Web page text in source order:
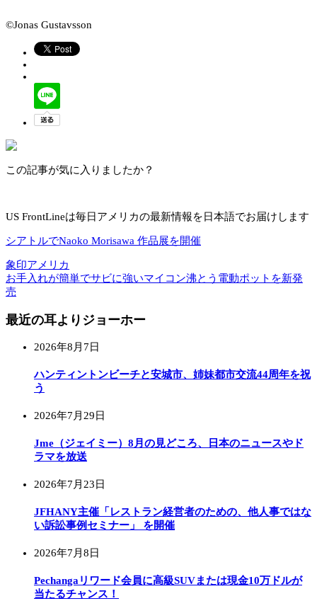
©Jonas Gustavsson
この記事が気に入りましたか？
US FrontLineは毎日アメリカの最新情報を日本語でお届けします
シアトルでNaoko Morisawa 作品展を開催
象印アメリカ
お手入れが簡単でサビに強いマイコン沸とう電動ポットを新発
売
最近の耳よりジョーホー
2026年8月7日
ハンティントンビーチと安城市、姉妹都市交流44周年を祝
う
2026年7月29日
Jme（ジェイミー）8月の見どころ、日本のニュースやド
ラマを放送
2026年7月23日
JFHANY主催「レストラン経営者のための、他人事ではな
い訴訟事例セミナー」 を開催
2026年7月8日
Pechangaリワード会員に高級SUVまたは現金10万ドルが
当たるチャンス！